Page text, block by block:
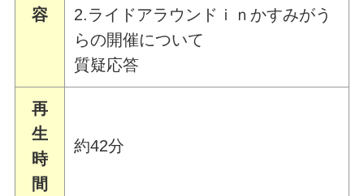
容
2.ライドアラウンドｉｎかすみがう
らの開催について
質疑応答
再
生
時
間
約42分